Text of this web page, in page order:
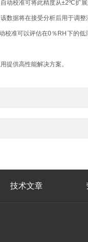
校准可将此精度从±2ºC扩展
据将在接受分析后用于调整
可以评估在0％RH下的低
供高性能解决方案。
技术文章